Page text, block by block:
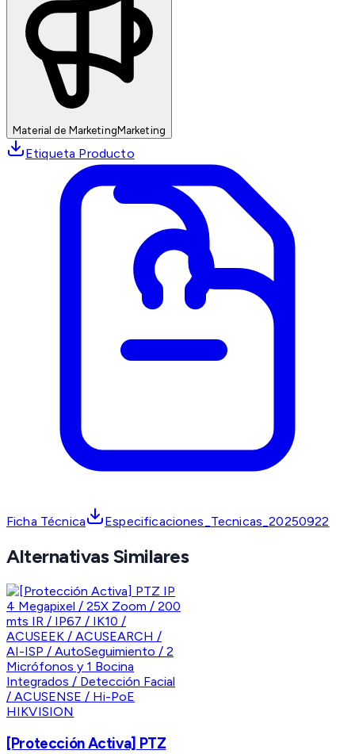
Material de MarketingMarketing
Etiqueta Producto
Ficha Técnica Especificaciones_Tecnicas_20250922
Alternativas Similares
HIKVISION
[Protección Activa] PTZ